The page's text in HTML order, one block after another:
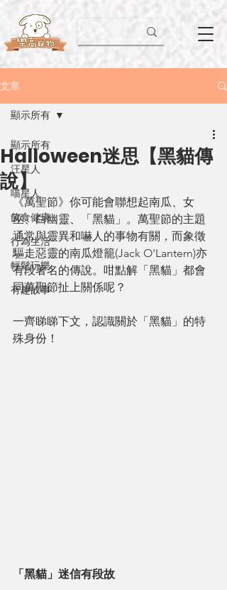
文章
顯示所有
汪星人
喵星人
飲食健康
行為生活
輕鬆玩樂
有趣故事
顯示所有
Halloween迷思【黑貓傳
說】
《萬聖節》你可能會聯想起南瓜、女
巫、白幽靈、「黑貓」。萬聖節的主題
通常與靈異和嚇人的事物有關，而象徵
驅走惡靈的南瓜燈籠(Jack O'Lantern)亦
有段著名的傳說。咁點解「黑貓」都會
同萬聖節扯上關係呢？
一齊睇睇下文，認識關於「黑貓」的特
殊身份！
「黑貓」迷信有段故